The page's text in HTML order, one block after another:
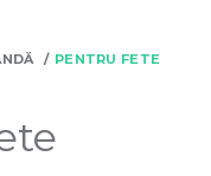
PENTRU FETE